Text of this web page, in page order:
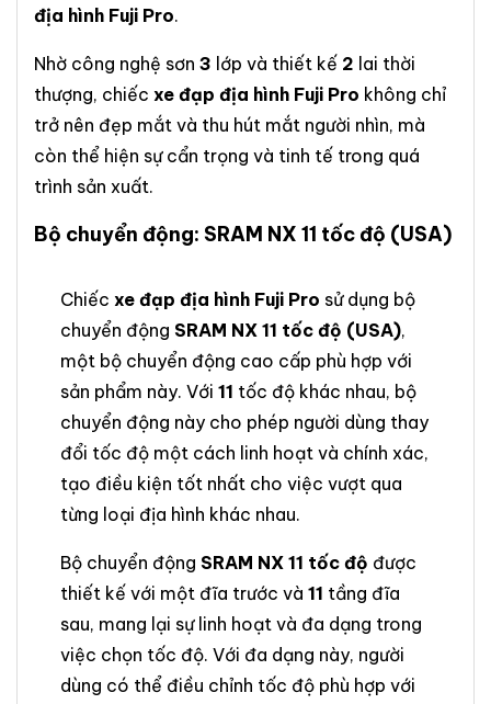
địa hình Fuji Pro.
Nhờ công nghệ sơn 3 lớp và thiết kế 2 lai thời
thượng, chiếc xe đạp địa hình Fuji Pro không chỉ
trở nên đẹp mắt và thu hút mắt người nhìn, mà
còn thể hiện sự cẩn trọng và tinh tế trong quá
trình sản xuất.
Bộ chuyển động: SRAM NX 11 tốc độ (USA)
Chiếc xe đạp địa hình Fuji Pro sử dụng bộ
chuyển động SRAM NX 11 tốc độ (USA),
một bộ chuyển động cao cấp phù hợp với
sản phẩm này. Với 11 tốc độ khác nhau, bộ
chuyển động này cho phép người dùng thay
đổi tốc độ một cách linh hoạt và chính xác,
tạo điều kiện tốt nhất cho việc vượt qua
từng loại địa hình khác nhau.
Bộ chuyển động SRAM NX 11 tốc độ được
thiết kế với một đĩa trước và 11 tầng đĩa
sau, mang lại sự linh hoạt và đa dạng trong
việc chọn tốc độ. Với đa dạng này, người
dùng có thể điều chỉnh tốc độ phù hợp với